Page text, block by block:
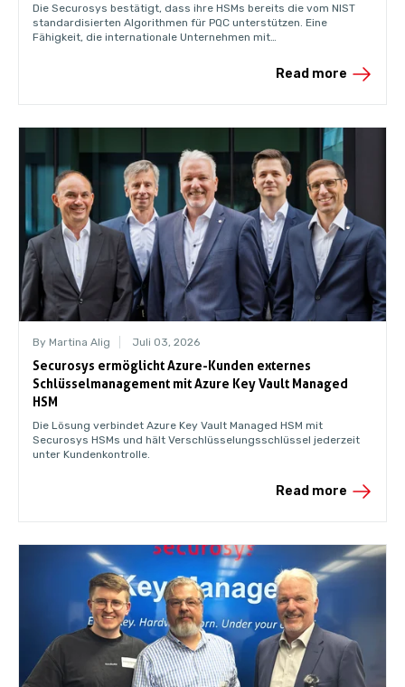
Die Securosys bestätigt, dass ihre HSMs bereits die vom NIST
standardisierten Algorithmen für PQC unterstützen. Eine
Fähigkeit, die internationale Unternehmen mit
Read more
By Martina Alig Juli 03, 2026
Securosys ermöglicht Azure-Kunden externes
Schlüsselmanagement mit Azure Key Vault Managed
HSM
Die Lösung verbindet Azure Key Vault Managed HSM mit
Securosys HSMs und hält Verschlüsselungsschlüssel jederzeit
unter Kundenkontrolle.
Read more